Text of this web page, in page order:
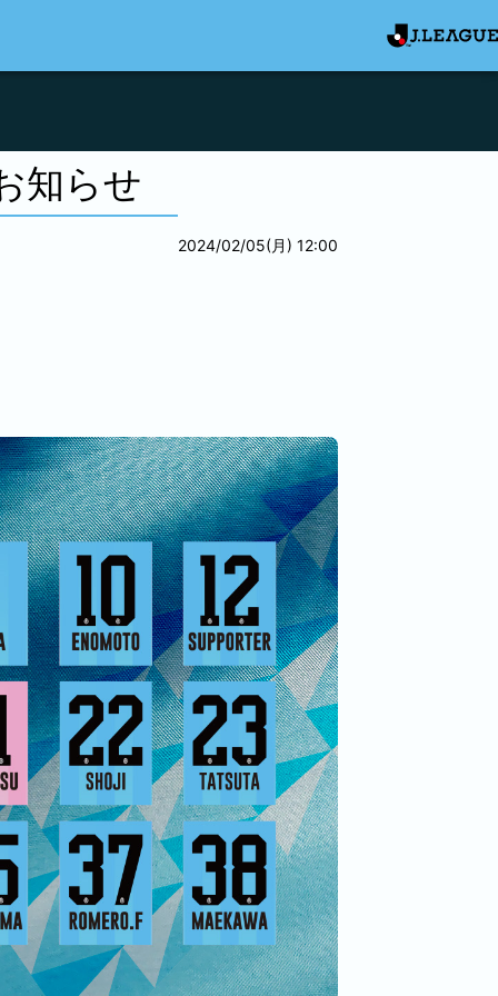
知らせ
2024/02/05(月) 12:00